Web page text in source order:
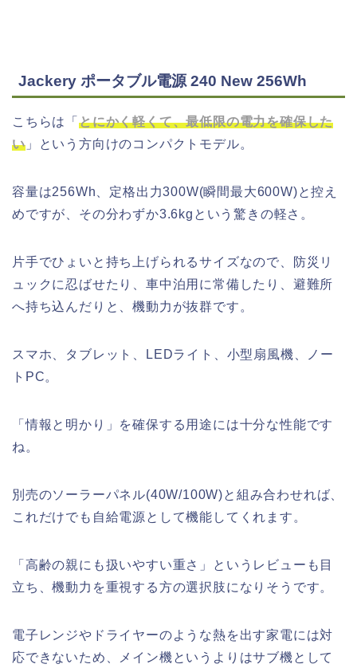
Jackery ポータブル電源 240 New 256Wh
こちらは「 とにかく軽くて、最低限の電力を確保した
い」という方向けのコンパクトモデル。
容量は256Wh、定格出力300W(瞬間最大600W)と控え
めですが、その分わずか3.6kgという驚きの軽さ。
片手でひょいと持ち上げられるサイズなので、防災リ
ュックに忍ばせたり、車中泊用に常備したり、避難所
へ持ち込んだりと、機動力が抜群です。
スマホ、タブレット、LEDライト、小型扇風機、ノー
トPC。
「情報と明かり」を確保する用途には十分な性能です
ね。
別売のソーラーパネル(40W/100W)と組み合わせれば、
これだけでも自給電源として機能してくれます。
「高齢の親にも扱いやすい重さ」というレビューも目
立ち、機動力を重視する方の選択肢になりそうです。
電子レンジやドライヤーのような熱を出す家電には対
応できないため、メイン機というよりはサブ機として